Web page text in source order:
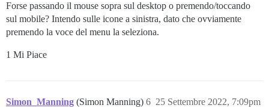
Forse passando il mouse sopra sul desktop o premendo/toccando
sul mobile? Intendo sulle icone a sinistra, dato che ovviamente
premendo la voce del menu la seleziona.
1 Mi Piace
Simon_Manning (Simon Manning) 25 Settembre 2022, 7:09pm
6